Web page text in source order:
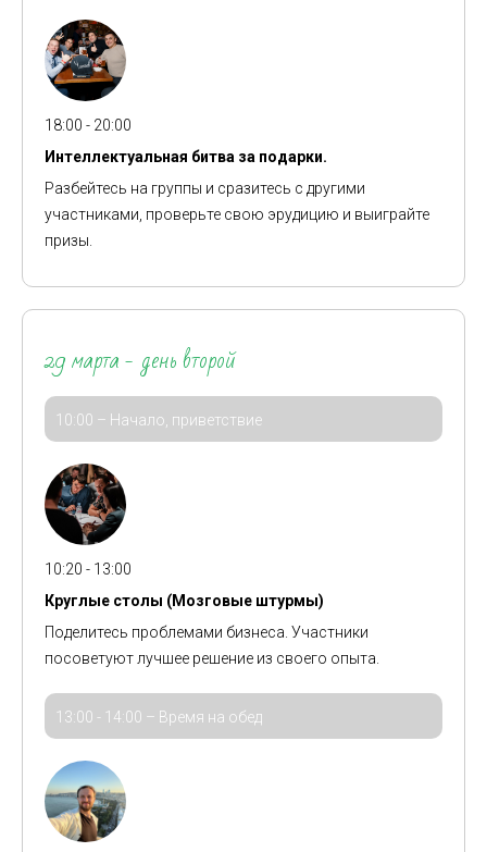
18:00 - 20:00
Интеллектуальная битва за подарки.
Разбейтесь на группы и сразитесь с другими
участниками, проверьте свою эрудицию и выиграйте
призы.
29 марта - день второй
10:00 – Начало, приветствие
10:20 - 13:00
Круглые столы (Мозговые штурмы)
Поделитесь проблемами бизнеса. Участники
посоветуют лучшее решение из своего опыта.
13:00 - 14:00 – Время на обед